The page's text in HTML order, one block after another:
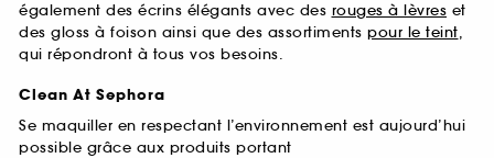
également des écrins élégants avec des rouges à lèvres et
des gloss à foison ainsi que des assortiments pour le teint,
qui répondront à tous vos besoins.
Clean At Sephora
Se maquiller en respectant l’environnement est aujourd’hui
possible grâce aux produits portant